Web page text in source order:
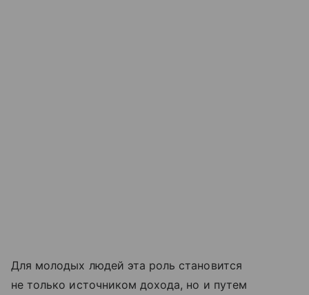
Для молодых людей эта роль становится
не только источником дохода, но и путем